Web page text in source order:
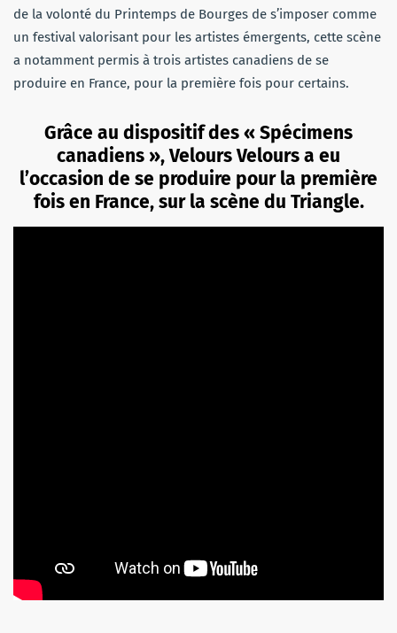
de la volonté du Printemps de Bourges de s’imposer comme
un festival valorisant pour les artistes émergents, cette scène
a notamment permis à trois artistes canadiens de se
produire en France, pour la première fois pour certains.
Grâce au dispositif des « Spécimens
canadiens », Velours Velours a eu
l’occasion de se produire pour la première
fois en France, sur la scène du Triangle.